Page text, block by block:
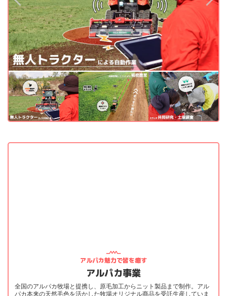
アルパカ魅力で皆を癒す
アルパカ事業
全国のアルパカ牧場と提携し、原毛加工からニット製品まで制作。アル
パカ本来の天然毛色を活かした牧場オリジナル商品を受託生産していま